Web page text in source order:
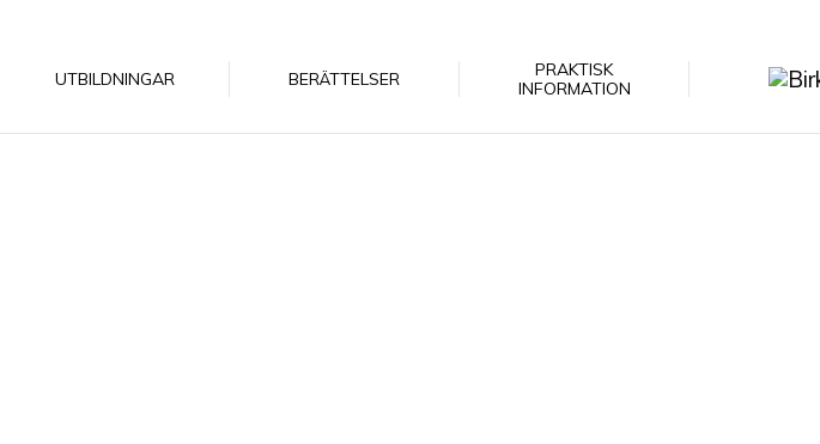
UTBILDNINGAR BERÄTTELSER
PRAKTISK
INFORMATION